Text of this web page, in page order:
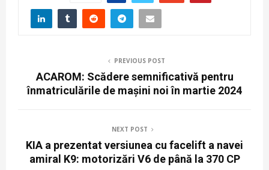
PREVIOUS POST
ACAROM: Scădere semnificativă pentru
înmatriculările de mașini noi în martie 2024
NEXT POST
KIA a prezentat versiunea cu facelift a navei
amiral K9: motorizări V6 de până la 370 CP